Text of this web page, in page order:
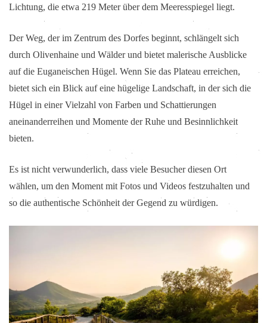
Lichtung, die etwa 219 Meter über dem Meeresspiegel liegt.
Der Weg, der im Zentrum des Dorfes beginnt, schlängelt sich
durch Olivenhaine und Wälder und bietet malerische Ausblicke
auf die Euganeischen Hügel. Wenn Sie das Plateau erreichen,
bietet sich ein Blick auf eine hügelige Landschaft, in der sich die
Hügel in einer Vielzahl von Farben und Schattierungen
aneinanderreihen und Momente der Ruhe und Besinnlichkeit
bieten.
Es ist nicht verwunderlich, dass viele Besucher diesen Ort
wählen, um den Moment mit Fotos und Videos festzuhalten und
so die authentische Schönheit der Gegend zu würdigen.